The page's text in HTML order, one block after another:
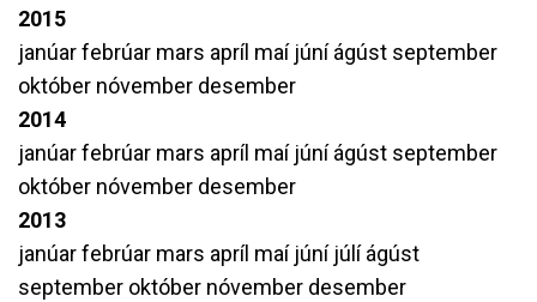
2015
janúarfebrúar mars apríl maí júníágúst september
október nóvember desember
2014
janúarfebrúar mars apríl maí júníágúst september
október nóvember desember
2013
janúarfebrúar mars apríl maí júní júlíágúst
september október nóvember desember